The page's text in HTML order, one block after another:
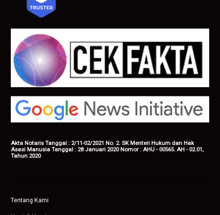
Akta Notaris Tanggal : 2/11-02/2021 No. 2. SK Menteri Hukum dan Hak
Asasi Manusia Tanggal : 28 Januari 2020 Nomor : AHU - 00565. AH - 02.01,
Tahun 2020
Tentang Kami